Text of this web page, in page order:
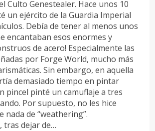
Culto Genestealer. Hace unos 10
un ejército de la Guardia Imperial
Debía de tener al menos unos
encantaban esos enormes y
de acero! Especialmente las
por Forge World, mucho más
Sin embargo, en aquella
demasiado tiempo en pintar
pincel pinté un camuflaje a tres
Por supuesto, no les hice
nada de “weathering”.
tras dejar de…